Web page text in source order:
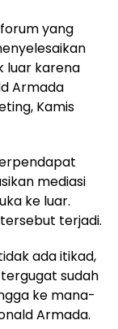
yang
luar karena
Armada
Kamis
mediasi
ke luar.
terjadi.
ada itikad,
sudah
ke mana-
Armada.